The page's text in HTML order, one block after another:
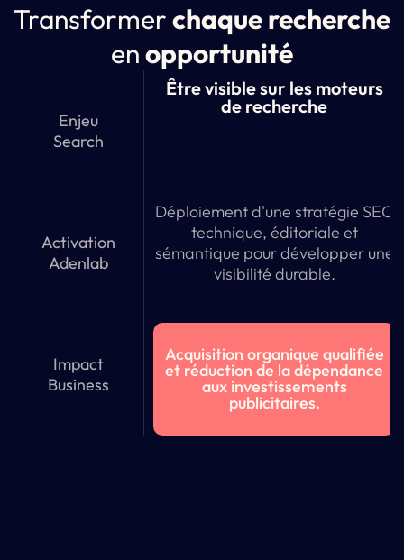
Transformerchaque recherche
enopportunité
Enjeu
Search
Être visible sur les moteurs
de recherche
Activation
Adenlab
Déploiement d'une stratégie SEO
technique, éditoriale et
sémantique pour développer une
visibilité durable.
Impact
Business
Acquisition organique qualifiée
et réduction de la dépendance
aux investissements
publicitaires.